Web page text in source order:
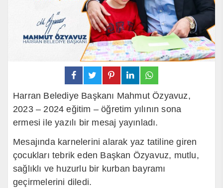
Harran Belediye Başkanı Mahmut Özyavuz,
2023 – 2024 eğitim – öğretim yılının sona
ermesi ile yazılı bir mesaj yayınladı.
Mesajında karnelerini alarak yaz tatiline giren
çocukları tebrik eden Başkan Özyavuz, mutlu,
sağlıklı ve huzurlu bir kurban bayramı
geçirmelerini diledi.